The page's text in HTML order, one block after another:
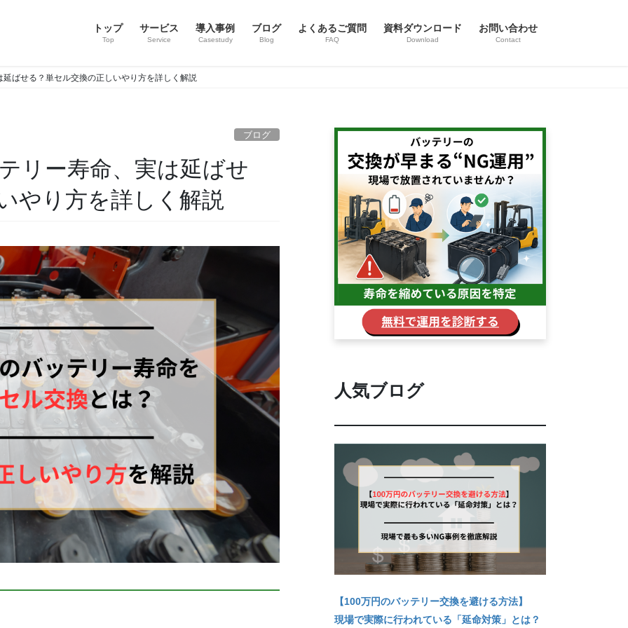
トップ
Top
サービス
Service
導入事例
Casestudy
ブログ
Blog
よくあるご質問
FAQ
資料ダウンロード
Download
お問い合わせ
Contact
ばせる？単セル交換の正しいやり方を詳しく解説
ブログ
リー寿命、実は延ばせ
やり方を詳しく解説
人気ブログ
【100万円のバッテリー交換を避ける方法】
現場で実際に行われている「延命対策」とは？